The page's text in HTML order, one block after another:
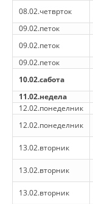
ПРОЕКТИ –
08.02.четврток
09.02.петок
09.02.петок
09.02.петок
10.02.сабота
11.02.недела
12.02.понеделник
12.02.понеделник
13.02.вторник
13.02.вторник
13.02.вторник